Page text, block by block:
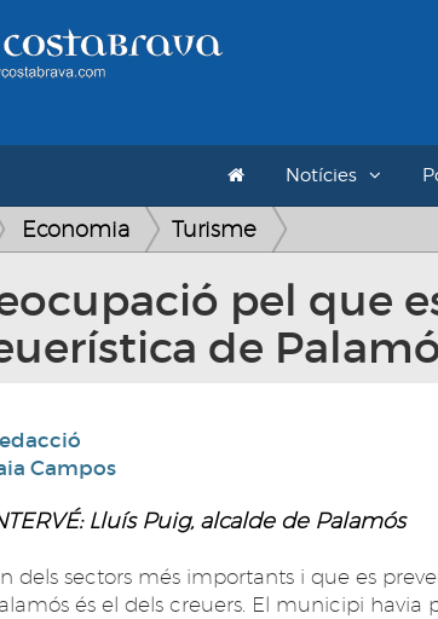
Notícies
Economia Turisme
pel que
de
Campos
Lluís Puig, alcalde de Palamós
dels sectors més importants i que es
és el dels creuers. El municipi